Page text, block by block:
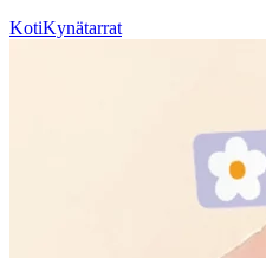
KotiKynätarrat